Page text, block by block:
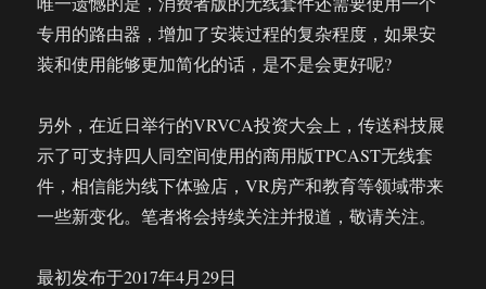
专用的路由器，增加了安装过程的复杂程度，如果安
装和使用能够更加简化的话，是不是会更好呢?
另外，在近日举行的VRVCA投资大会上，传送科技展
示了可支持四人同空间使用的商用版TPCAST无线套
件，相信能为线下体验店，VR房产和教育等领域带来
一些新变化。笔者将会持续关注并报道，敬请关注。
最初发布于2017年4月29日